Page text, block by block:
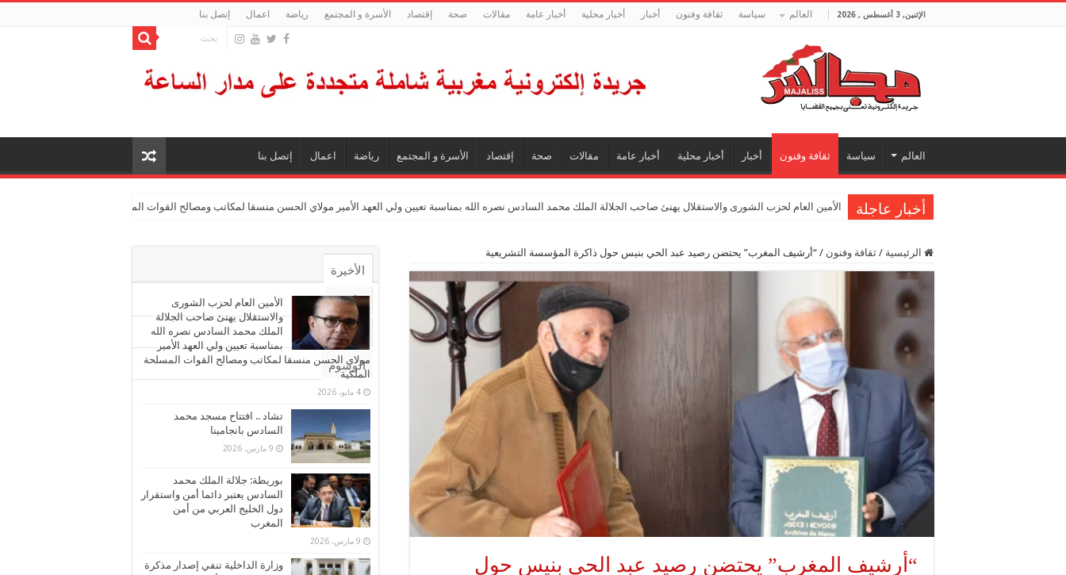
الإثنين, 3 أغسطس , 2026 العالم سياسة ثقافة وفنون أخبار أخبار محلية أخبار عامة مقالات صحة إقتصاد الأسرة و المجتمع رياضة اعمال إتصل بنا
العالم سياسة ثقافة وفنون أخبار أخبار محلية أخبار عامة مقالات صحة إقتصاد الأسرة و المجتمع رياضة اعمال إتصل بنا
أخبار عاجلة الأمين العام لحزب الشورى والاستقلال يهنئ صاحب الجلالة الملك محمد السادس نصره الله بمناسبة تعيين ولي العهد الأمير مولاي الحسن منسقا لمكاتب ومصالح القوات المسلحة الملكية
الرئيسية / ثقافة وفنون / “أرشيف المغرب” يحتضن رصيد عبد الحي بنيس حول ذاكرة المؤسسة التشريعية
“أرشيف المغرب” يحتضن رصيد عبد الحي بنيس حول
الأخيرة
الأشهر
تعليقات
الوسوم
الأمين العام لحزب الشورى
والاستقلال يهنئ صاحب الجلالة
الملك محمد السادس نصره الله
بمناسبة تعيين ولي العهد الأمير
مولاي الحسن منسقا لمكاتب ومصالح القوات المسلحة
الملكية
4 مايو، 2026
تشاد .. افتتاح مسجد محمد
السادس بانجامينا
9 مارس، 2026
بوريطة: جلالة الملك محمد
السادس يعتبر دائما أمن واستقرار
دول الخليج العربي من أمن
المغرب
9 مارس، 2026
وزارة الداخلية تنفي إصدار مذكرة